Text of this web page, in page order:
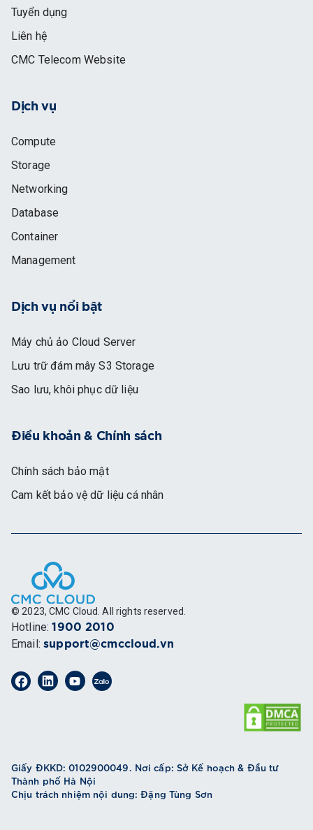
Tuyển dụng
Liên hệ
CMC Telecom Website
Dịch vụ
Compute
Storage
Networking
Database
Container
Management
Dịch vụ nổi bật
Máy chủ ảo Cloud Server
Lưu trữ đám mây S3 Storage
Sao lưu, khôi phục dữ liệu
Điều khoản & Chính sách
Chính sách bảo mật
Cam kết bảo vệ dữ liệu cá nhân
© 2023, CMC Cloud. All rights reserved.
Hotline: 1900 2010
Email: support@cmccloud.vn
Giấy ĐKKD: 0102900049. Nơi cấp: Sở Kế hoạch & Đầu tư
Thành phố Hà Nội
Chịu trách nhiệm nội dung: Đặng Tùng Sơn